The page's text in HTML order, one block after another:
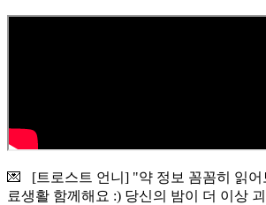
💌 [트로스트 언니] "약 정보 꼼꼼히 읽어
료생활 함께해요 :) 당신의 밤이 더 이상